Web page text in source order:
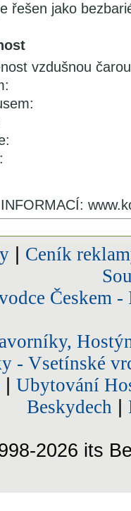
řešen jako
vzdušnou
| Ceník
Českem
- Vsetínské
Ubytování
Beskydech
2026 its